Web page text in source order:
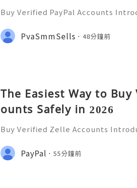
Buy Verified PayPal Accounts
g convenience and security for
u're shopping, selling,
PvaSmmSells 48分鐘前
The Easiest Way to
ounts Safely in 2026
Buy Verified Zelle Accounts
ways to transfer money has
a popular payment ser
PayPal 55分鐘前